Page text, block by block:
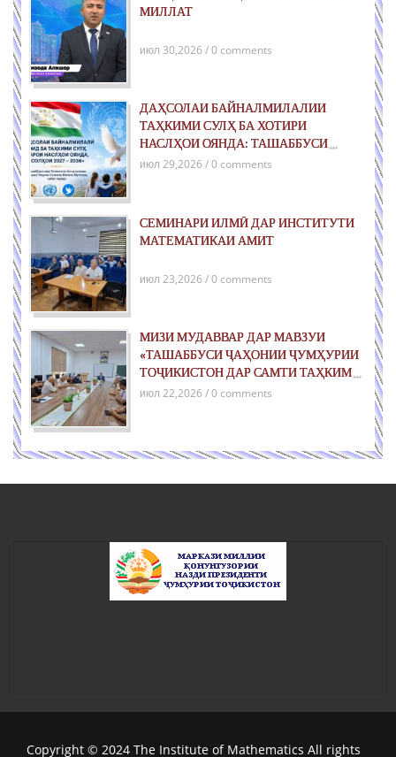
МИЛЛАТ
июл 30,2026 / 0 comments
ДАҲСОЛАИ БАЙНАЛМИЛАЛИИ
ТАҲКИМИ СУЛҲ БА ХОТИРИ
НАСЛҲОИ ОЯНДА: ТАШАББУСИ
ҶАҲОНИИ ҶУМҲУРИИ ТОҶИКИСТОН
июл 29,2026 / 0 comments
СЕМИНАРИ ИЛМӢ ДАР ИНСТИТУТИ
МАТЕМАТИКАИ АМИТ
июл 23,2026 / 0 comments
МИЗИ МУДАВВАР ДАР МАВЗУИ
«ТАШАББУСИ ҶАҲОНИИ ҶУМҲУРИИ
ТОҶИКИСТОН ДАР САМТИ ТАҲКИМИ
СУЛҲ БАРОИ НАСЛҲОИ ОЯНДА»
июл 22,2026 / 0 comments
Copyright © 2024 The Institute of Mathematics All rights